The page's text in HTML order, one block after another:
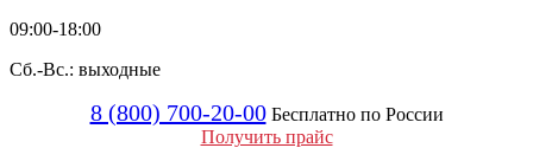
09:00-18:00
Сб.-Вс.: выходные
8 (800) 700-20-00 Бесплатно по России
Получить прайс